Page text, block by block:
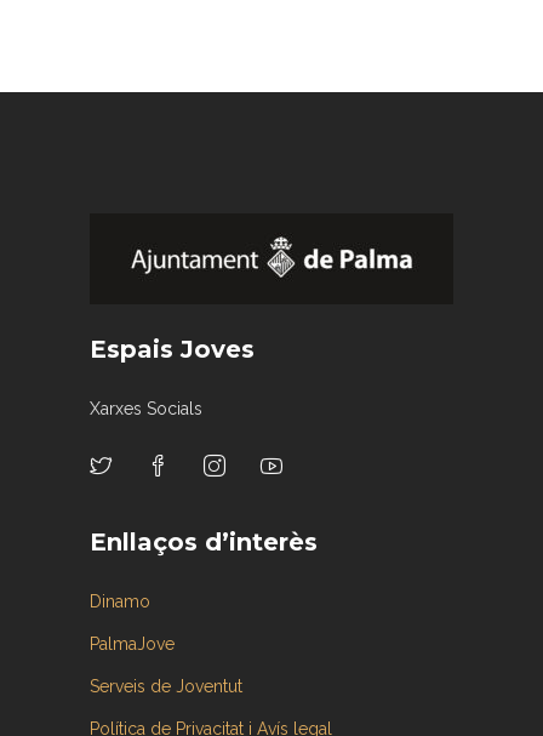
Espais Joves
Xarxes Socials
Enllaços d’interès
Dinamo
PalmaJove
Serveis de Joventut
Política de Privacitat i Avís legal